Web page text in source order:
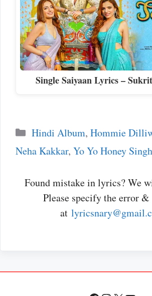
Single Saiyaan Lyrics –
Categories
Hindi Album, Hommie
Neha Kakkar, Yo Yo Honey Singh
Found mistake in lyrics? We
Please specify the error
at